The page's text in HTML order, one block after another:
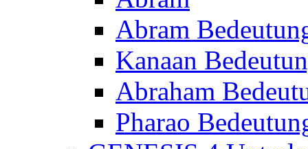
Abram
Kanaan
Abraham
Pharao